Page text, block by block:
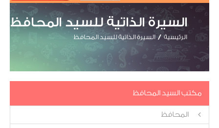
السيرة الذاتية للسيد المحافظ
الرئيسية السيرة الذاتية للسيد المحافظ
مكتب السيد المحافظ
المحافظ